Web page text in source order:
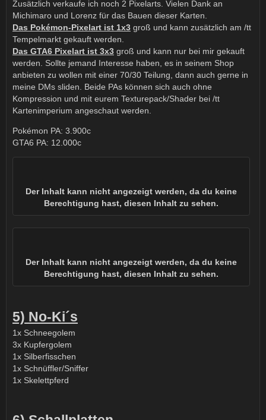
Zusätzlich verkaufe ich noch 2 Pixelarts. Vielen Dank an
Michimaro und Lorenz für das Bauen dieser Karten.
Das Pokémon-Pixelart ist 1x3 groß und kann zusätzlich am /tt
Tempelmarkt gekauft werden.
Das GTA6 Pixelart ist 3x3 groß und kann nur bei mir gekauft
werden. Sollte jemand Interesse haben, es in seinem Shop
anbieten zu wollen mit einer 70/30 Teilung, dann auch gerne in
meine DMs sliden. Beide PAs können sich auch ohne
Kompression und mit eurem Texturepack/Shader bei /tt
Kartenimperium angeschaut werden.
Pokémon PA: 3.900c
GTA6 PA: 12.000c
Der Inhalt kann nicht angezeigt werden, da du keine
Berechtigung hast, diesen Inhalt zu sehen.
Der Inhalt kann nicht angezeigt werden, da du keine
Berechtigung hast, diesen Inhalt zu sehen.
5) No-Ki´s
1x Schneegolem
3x Kupfergolem
1x Silberfisschen
1x Schnüffler/Sniffer
1x Skelettpferd